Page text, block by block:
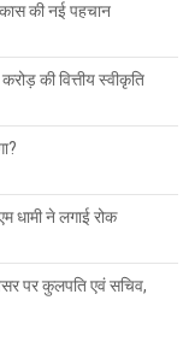
की नई पहचान
की वित्तीय स्वीकृति
धामी ने लगाई रोक
पर कुलपति एवं सचिव,